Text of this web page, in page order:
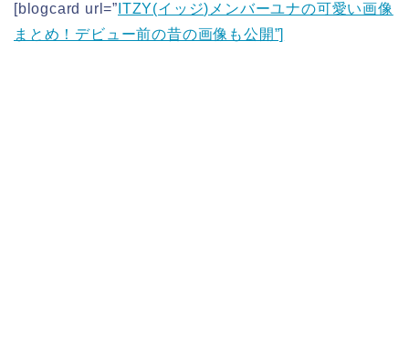
[blogcard url=” ITZY(イッジ)メンバーユナの可愛い画像
まとめ！デビュー前の昔の画像も公開”]